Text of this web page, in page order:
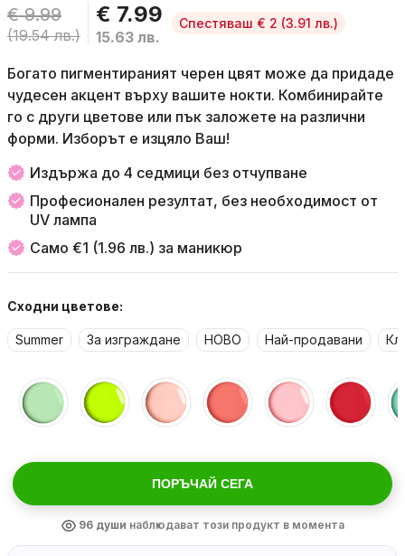
€ 9.99
(19.54 лв.)
€ 7.99
15.63 лв.
Спестяваш € 2 (3.91 лв.)
Богато пигментираният черен цвят може да придаде
чудесен акцент върху вашите нокти. Комбинирайте
го с други цветове или пък заложете на различни
форми. Изборът е изцяло Ваш!
Издържа до 4 седмици без отчупване
Професионален резултат, без необходимост от
UV лампа
Само €1 (1.96 лв.) за маникюр
Сходни цветове:
Summer За изграждане НОВО Най-продавани
ПОРЪЧАЙ СЕГА
96души наблюдават този продукт в момента